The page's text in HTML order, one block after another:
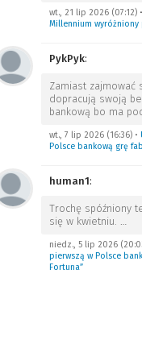
wt., 21 lip 2026 (07:12)•
Millennium
PykPyk:
Zamiast zajmować
dopracują swoją
bankową bo ma
wt., 7 lip 2026 (16:36)•
Polsce bankową grę
human1:
Trochę spóźniony
się w kwietniu. …
niedz., 5 lip 2026
pierwszą w Polsce
Fortuna”